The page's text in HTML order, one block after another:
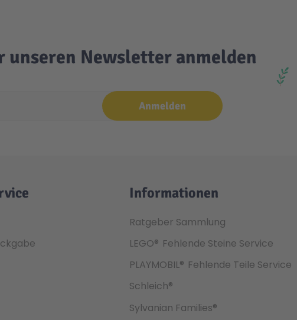
unseren Newsletter anmelden
Anmelden
Informationen
Ratgeber Sammlung
LEGO® Fehlende Steine Service
PLAYMOBIL® Fehlende Teile Service
Schleich®
Sylvanian Families®